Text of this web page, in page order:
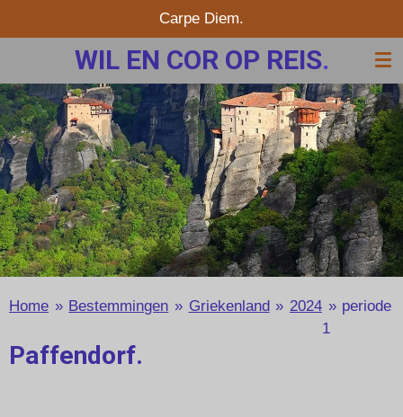
direct
de
hoofdinhoud
WIL EN COR OP REIS.
Carpe Diem.
Home » Bestemmingen » Griekenland » 2024 » periode
1
Paffendorf.